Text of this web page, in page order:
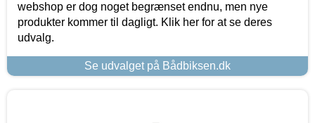
webshop er dog noget begrænset endnu, men nye
produkter kommer til dagligt. Klik her for at se deres
udvalg.
Se udvalget på Bådbiksen.dk